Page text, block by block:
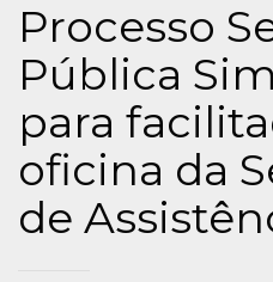
Processo
Pública
para
oficina da
de